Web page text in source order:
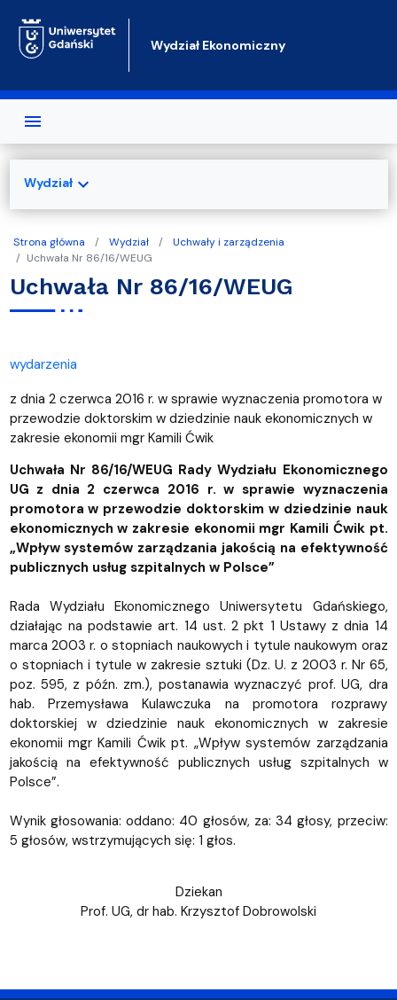
Wydział Ekonomiczny
Strona główna Wydział
Uchwały i zarządzenia
Uchwała Nr 86/16/WEUG
Uchwała Nr 86/16/WEUG
wydarzenia
z dnia 2 czerwca 2016 r. w sprawie wyznaczenia promotora w
przewodzie doktorskim w dziedzinie nauk ekonomicznych w
zakresie ekonomii mgr Kamili Ćwik
Uchwała Nr 86/16/WEUG Rady Wydziału Ekonomicznego
UG z dnia 2 czerwca 2016 r. w sprawie wyznaczenia
promotora w przewodzie doktorskim w dziedzinie nauk
ekonomicznych w zakresie ekonomii mgr Kamili Ćwik pt.
„Wpływ systemów zarządzania jakością na efektywność
publicznych usług szpitalnych w Polsce”
Rada Wydziału Ekonomicznego Uniwersytetu Gdańskiego,
działając na podstawie art. 14 ust. 2 pkt 1 Ustawy z dnia 14
marca 2003 r. o stopniach naukowych i tytule naukowym oraz
o stopniach i tytule w zakresie sztuki (Dz. U. z 2003 r. Nr 65,
poz. 595, z późn. zm.), postanawia wyznaczyć prof. UG, dra
hab. Przemysława Kulawczuka na promotora rozprawy
doktorskiej w dziedzinie nauk ekonomicznych w zakresie
ekonomii mgr Kamili Ćwik pt. „Wpływ systemów zarządzania
jakością na efektywność publicznych usług szpitalnych w
Polsce”.
Wynik głosowania: oddano: 40 głosów, za: 34 głosy, przeciw:
5 głosów, wstrzymujących się: 1 głos.
Dziekan
Prof. UG, dr hab. Krzysztof Dobrowolski
Wydziałexpand_more